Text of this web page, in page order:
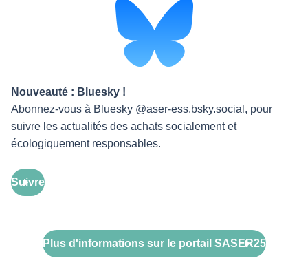
Nouveauté : Bluesky !
Abonnez-vous à Bluesky @aser-ess.bsky.social, pour
suivre les actualités des achats socialement et
écologiquement responsables.
Suivre
Plus d'informations sur le portail SASER25